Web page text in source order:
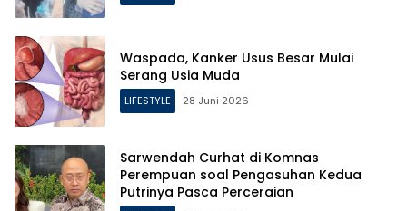
Waspada, Kanker Usus Besar Mulai
Serang Usia Muda
LIFESTYLE 28 Juni 2026
Sarwendah Curhat di Komnas
Perempuan soal Pengasuhan Kedua
Putrinya Pasca Perceraian